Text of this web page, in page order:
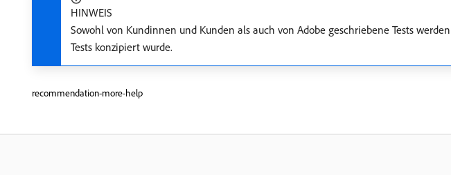
HINWEIS
Sowohl von Kundinnen und Kunden als auch von Adobe geschriebene Tests
Tests konzipiert wurde.
recommendation-more-help